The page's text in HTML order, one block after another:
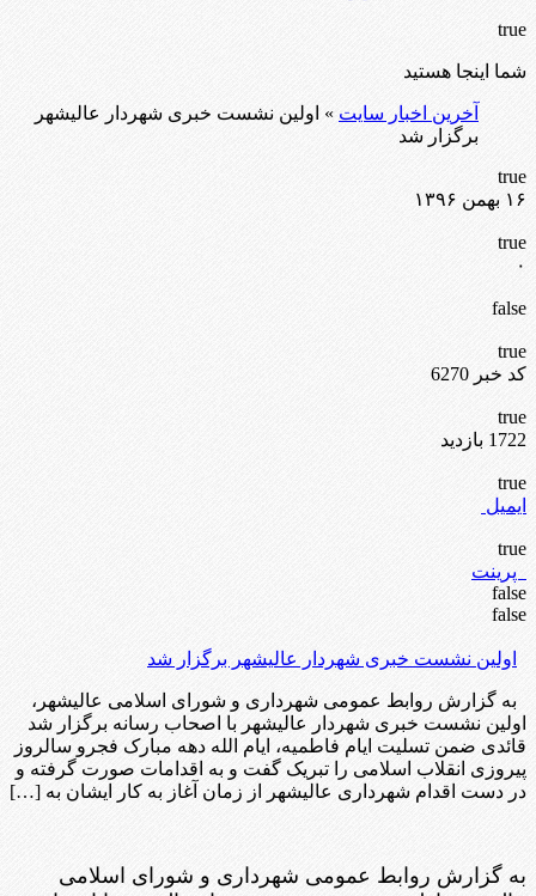
true
شما اینجا هستید
آخرین اخبار سایت » اولین نشست خبری شهردار عالیشهر
برگزار شد
true
۱۶ بهمن ۱۳۹۶
true
۰
false
true
کد خبر 6270
true
1722 بازدید
true
ایمیل
true
پرینت
false
false
اولین نشست خبری شهردار عالیشهر برگزار شد
به گزارش روابط عمومی شهرداری و شورای اسلامی عالیشهر،
اولین نشست خبری شهردار عالیشهر با اصحاب رسانه برگزار شد
قائدی ضمن تسلیت ایام فاطمیه، ایام الله دهه مبارک فجرو سالروز
پیروزی انقلاب اسلامی را تبریک گفت و به اقدامات صورت گرفته و
در دست اقدام شهرداری عالیشهر از زمان آغاز به کار ایشان به […]
به گزارش روابط عمومی شهرداری و شورای اسلامی